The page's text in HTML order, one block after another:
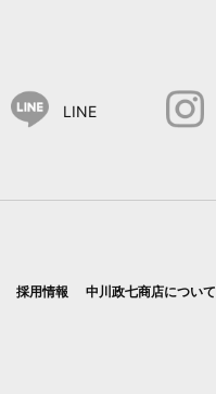
LINE
採用情報 中川政七商店について